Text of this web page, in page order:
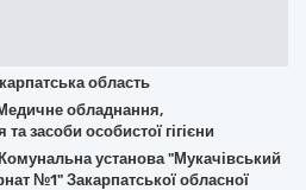
область
Медичне обладнання,
засоби особистої гігієни
Комунальна установа "Мукачівський
№1" Закарпатської обласної